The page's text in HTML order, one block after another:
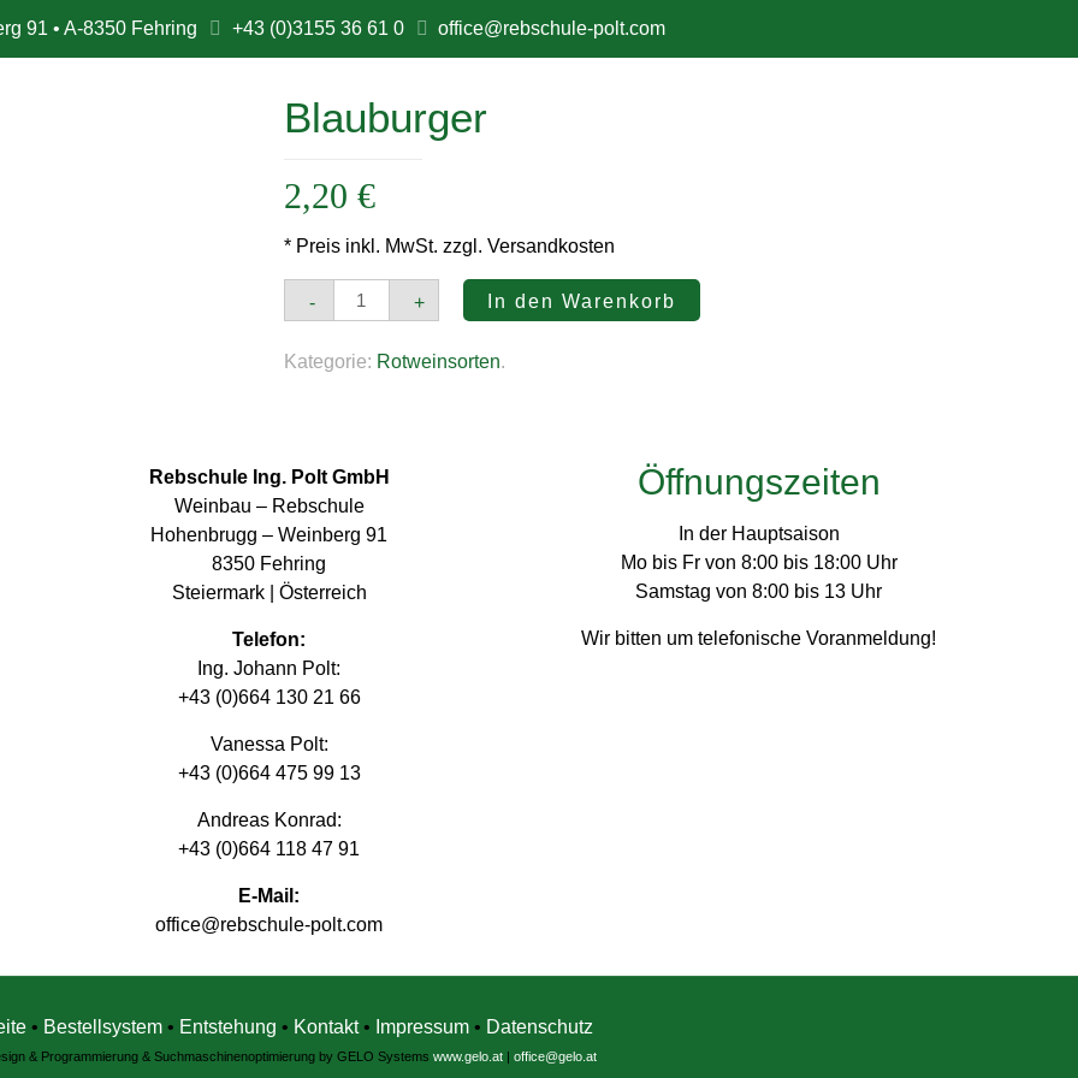
91 • A-8350 Fehring +43 (0)3155 36 61 0 office@rebschule-polt.com
Blauburger
2,20 €
* Preis inkl. MwSt. zzgl. Versandkosten
-
Blauburger
Menge
+ In den Warenkorb
Kategorie: Rotweinsorten.
Rebschule Ing. Polt GmbH
Weinbau – Rebschule
Hohenbrugg – Weinberg 91
8350 Fehring
Steiermark | Österreich
Telefon:
Ing. Johann Polt:
+43 (0)664 130 21 66
Vanessa Polt:
+43 (0)664 475 99 13
Andreas Konrad:
+43 (0)664 118 47 91
E-Mail:
office@rebschule-polt.com
Öffnungszeiten
In der Hauptsaison
Mo bis Fr von 8:00 bis 18:00 Uhr
Samstag von 8:00 bis 13 Uhr
Wir bitten um telefonische Voranmeldung!
• Bestellsystem • Entstehung • Kontakt• Impressum• Datenschutz
& Programmierung & Suchmaschinenoptimierung by GELO Systems www.gelo.at| office@gelo.at